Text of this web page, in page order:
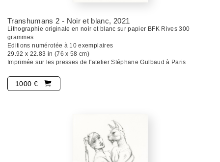
Transhumans 2 - Noir et blanc, 2021
Lithographie originale en noir et blanc sur papier BFK Rives 300
grammes
Editions numérotée à 10 exemplaires
29.92 x 22.83 in (76 x 58 cm)
Imprimée sur les presses de l'atelier Stéphane Gulbaud à Paris
1000 €